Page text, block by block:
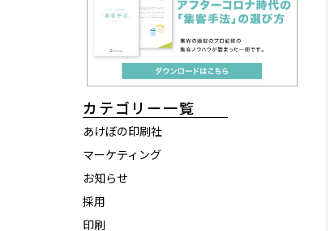
カテゴリー一覧
あけぼの印刷社
マーケティング
お知らせ
採用
印刷